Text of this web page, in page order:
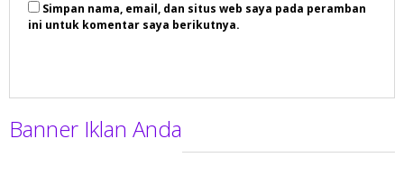
Simpan nama, email, dan situs web saya pada peramban
ini untuk komentar saya berikutnya.
Banner Iklan Anda